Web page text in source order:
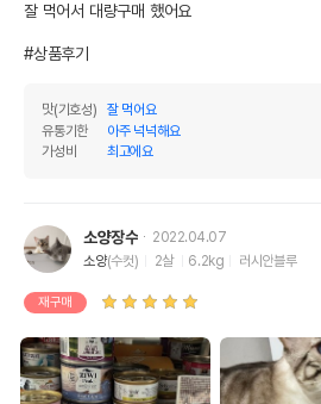
잘 먹어서 대량구매 했어요
#상품후기
맛(기호성)
잘 먹어요
유통기한
아주 넉넉해요
가성비
최고에요
소양장수
2022.04.07
소양(수컷) 2살 6.2kg 러시안블루
재구매